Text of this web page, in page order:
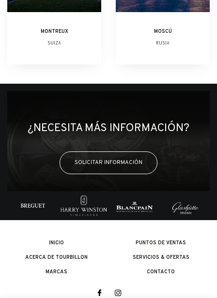
MONTREUX
SUIZA
MOSCÚ
RUSIA
¿NECESITA MÁS INFORMACIÓN?
SOLICITAR INFORMACIÓN
INICIO
ACERCA DE TOURBILLON
MARCAS
PUNTOS DE VENTAS
SERVICIOS & OFERTAS
CONTACTO